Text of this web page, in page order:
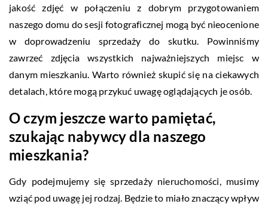
jakość zdjęć w połączeniu z dobrym przygotowaniem
naszego domu do sesji fotograficznej mogą być nieocenione
w doprowadzeniu sprzedaży do skutku. Powinniśmy
zawrzeć zdjęcia wszystkich najważniejszych miejsc w
danym mieszkaniu. Warto również skupić się na ciekawych
detalach, które mogą przykuć uwagę oglądających je osób.
O czym jeszcze warto pamiętać,
szukając nabywcy dla naszego
mieszkania?
Gdy podejmujemy się sprzedaży nieruchomości, musimy
wziąć pod uwagę jej rodzaj. Będzie to miało znaczący wpływ